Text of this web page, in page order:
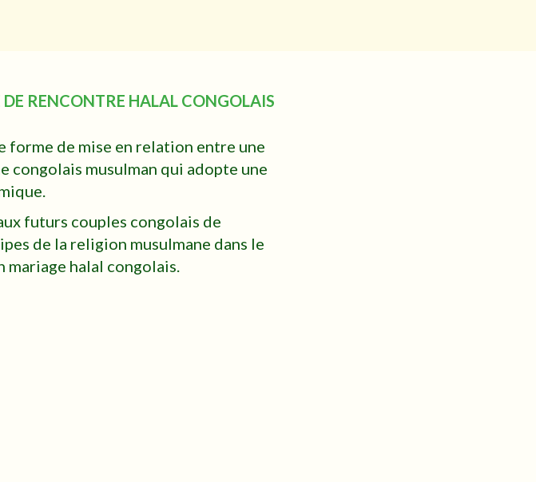
RENCONTRE HALAL CONGOLAIS
forme de mise en relation entre une
congolais musulman qui adopte une
futurs couples congolais de
de la religion musulmane dans le
mariage halal congolais.